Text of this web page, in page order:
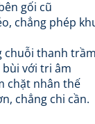
gối cũ
chẳng phép
chuỗi thanh trầm
bùi với tri âm
chặt nhân thế
chẳng chi cần.